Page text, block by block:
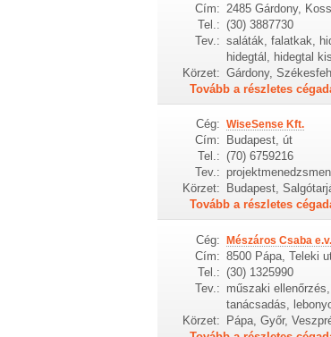
Cím: 2485 Gárdony,
Tel.: (30) 3887730
Tev.: saláták, falatkak,
hidegtál, hidegtal
Körzet: Gárdony,
Tovább a részletes
Cég: WiseSense Kft.
Cím:
Budapest, út
Tel.: (70) 6759216
Tev.:
Körzet:
Budapest,
Tovább a részletes
Cég: Mészáros Csaba e.v.
Cím: 8500 Pápa, Teleki
Tel.: (30) 1325990
Tev.: műszaki
tanácsadás,
Körzet: Pápa, Győr,